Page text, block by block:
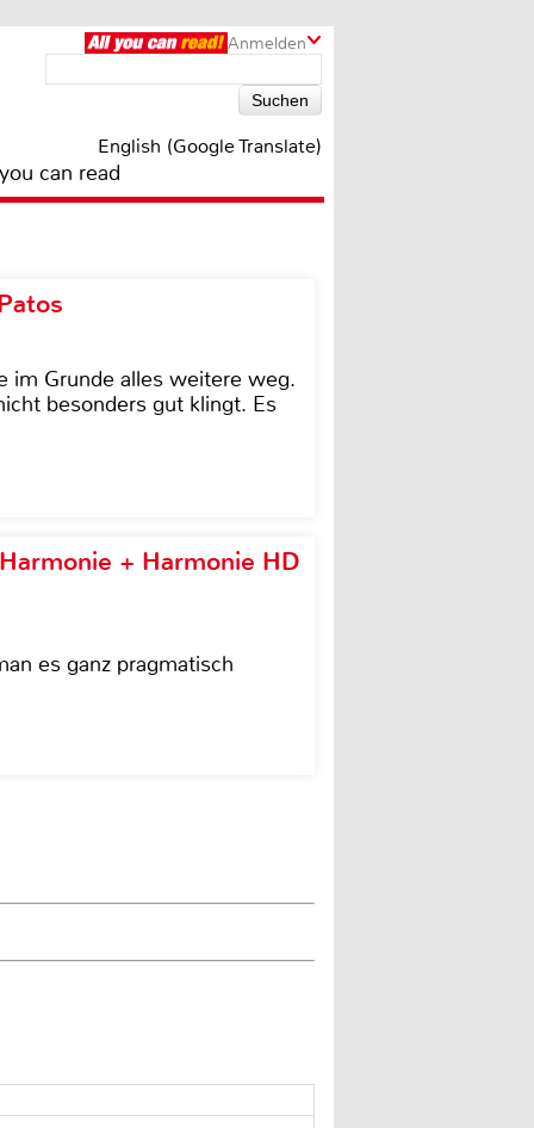
Anmelden
English (Google Translate)
can read
im Grunde alles weitere weg.
besonders gut klingt. Es
+ Harmonie HD
es ganz pragmatisch